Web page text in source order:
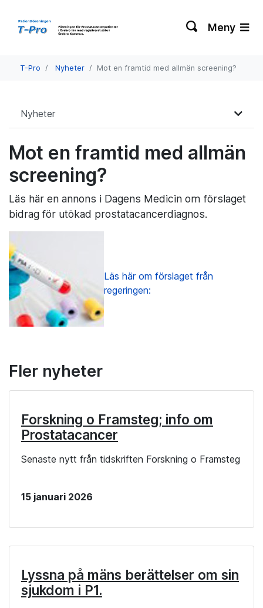
Meny
T-Pro Nyheter Mot en framtid med allmän screening?
Nyheter
Mot en framtid med allmän
screening?
Läs här en annons i Dagens Medicin om förslaget
bidrag för utökad prostatacancerdiagnos.
Läs här om förslaget från
regeringen:
Fler nyheter
Forskning o Framsteg; info om
Prostatacancer
Senaste nytt från tidskriften Forskning o Framsteg
15 januari 2026
Lyssna på mäns berättelser om sin
sjukdom i P1.